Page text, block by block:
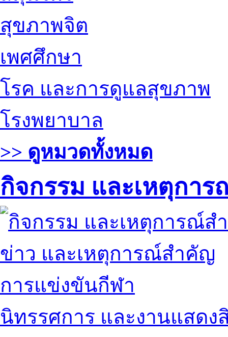
สุขภาพจิต
เพศศึกษา
โรค และการดูแลสุขภาพ
โรงพยาบาล
>> ดูหมวดทั้งหมด
กิจกรรม และเหตุกา
ข่าว และเหตุการณ์สำคัญ
การแข่งขันกีฬา
นิทรรศการ และงานแสดง